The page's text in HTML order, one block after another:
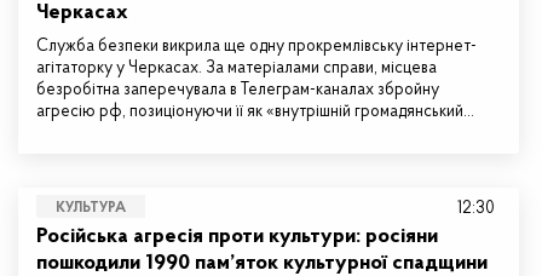
Черкасах
Служба безпеки викрила ще одну прокремлівську інтернет-
агітаторку у Черкасах. За матеріалами справи, місцева
безробітна заперечувала в Телеграм-каналах збройну
агресію рф, позиціонуючи її як «внутрішній громадянський…
КУЛЬТУРА
Російська агресія проти культури: росіяни
пошкодили 1990 пам’яток культурної спадщини
12:30